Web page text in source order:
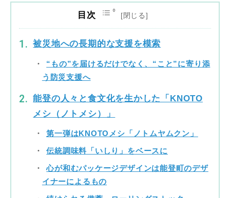
目次
被災地への長期的な支援を模索
“もの”を届けるだけでなく、“こと”に寄り添
う防災支援へ
能登の人々と食文化を生かした「KNOTO
メシ（ノトメシ）」
第一弾はKNOTOメシ「ノトムヤムクン」
伝統調味料「いしり」をベースに
心が和むパッケージデザインは能登町のデザ
イナーによるもの